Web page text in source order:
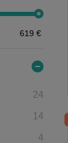
619 €
24
14
4